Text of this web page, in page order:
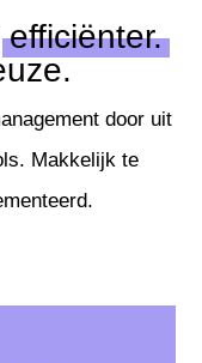
efficiënter.
door uit
Makkelijk te